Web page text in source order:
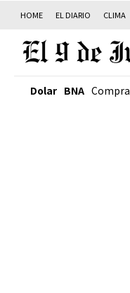
HOME EL DIARIO CLIMA
Dolar BNA Compra